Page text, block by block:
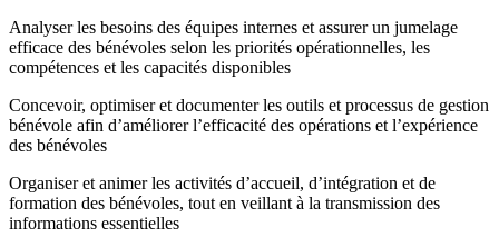
Analyser les besoins des équipes internes et assurer un jumelage
efficace des bénévoles selon les priorités opérationnelles, les
compétences et les capacités disponibles
Concevoir, optimiser et documenter les outils et processus de gestion
bénévole afin d’améliorer l’efficacité des opérations et l’expérience
des bénévoles
Organiser et animer les activités d’accueil, d’intégration et de
formation des bénévoles, tout en veillant à la transmission des
informations essentielles